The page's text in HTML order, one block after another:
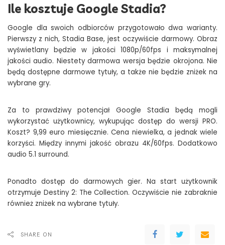
Ile kosztuje Google Stadia?
Google dla swoich odbiorców przygotowało dwa warianty.
Pierwszy z nich, Stadia Base, jest oczywiście darmowy. Obraz
wyświetlany będzie w jakości 1080p/60fps i maksymalnej
jakości audio. Niestety darmowa wersja będzie okrojona. Nie
będą dostępne darmowe tytuły, a także nie będzie zniżek na
wybrane gry.
Za to prawdziwy potencjał Google Stadia będą mogli
wykorzystać użytkownicy, wykupując dostęp do wersji PRO.
Koszt? 9,99 euro miesięcznie. Cena niewielka, a jednak wiele
korzyści. Między innymi jakość obrazu 4K/60fps. Dodatkowo
audio 5.1 surround.
Ponadto dostęp do darmowych gier. Na start użytkownik
otrzymuje Destiny 2: The Collection. Oczywiście nie zabraknie
również zniżek na wybrane tytuły.
SHARE ON